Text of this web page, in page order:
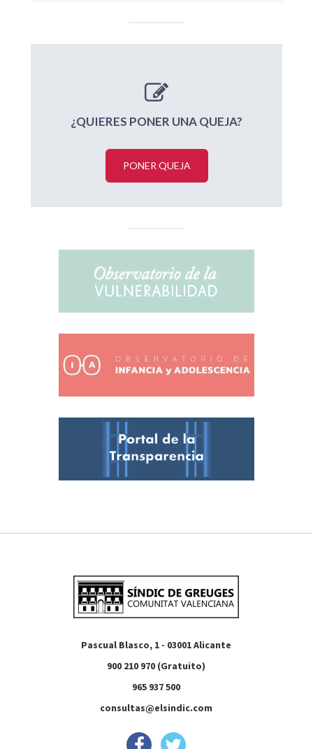
¿QUIERES PONER UNA QUEJA?
PONER QUEJA
Pascual Blasco, 1 - 03001 Alicante
900 210 970 (Gratuito)
965 937 500
consultas@elsindic.com